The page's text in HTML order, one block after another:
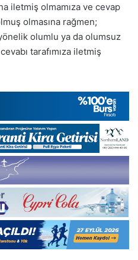
iletmiş olmamıza ve cevap
olmasına rağmen;
olumlu ya da olumsuz
tarafımıza iletmiş